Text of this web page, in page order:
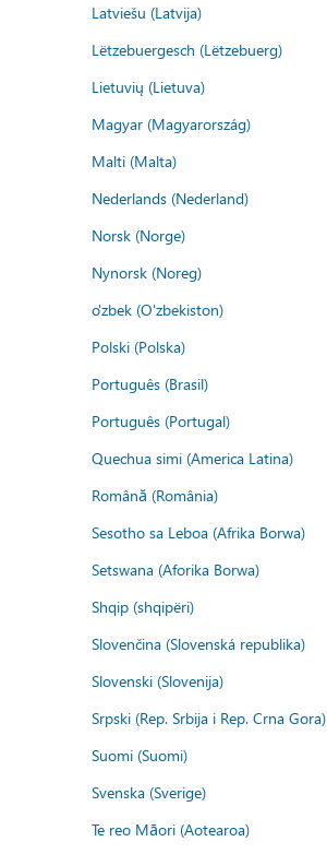
Latviešu (Latvija)
Lëtzebuergesch (Lëtzebuerg)
Lietuvių (Lietuva)
Magyar (Magyarország)
Malti (Malta)
Nederlands (Nederland)
Norsk (Norge)
Nynorsk (Noreg)
o'zbek (O'zbekiston)
Polski (Polska)
Português (Brasil)
Português (Portugal)
Quechua simi (America Latina)
Română (România)
Sesotho sa Leboa (Afrika Borwa)
Setswana (Aforika Borwa)
Shqip (shqipëri)
Slovenčina (Slovenská republika)
Slovenski (Slovenija)
Srpski (Rep. Srbija i Rep. Crna Gora)
Suomi (Suomi)
Svenska (Sverige)
Te reo Māori (Aotearoa)